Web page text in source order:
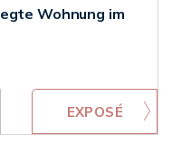
Wohnung im